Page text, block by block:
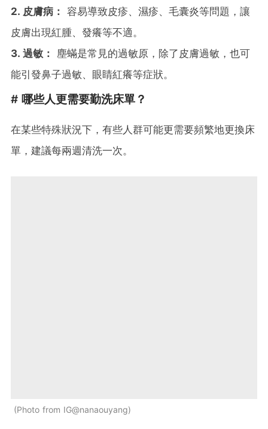
2. 皮膚病： 容易導致皮疹、濕疹、毛囊炎等問題，讓
皮膚出現紅腫、發癢等不適。
3. 過敏：
塵蟎是常見的過敏原，除了皮膚過敏，也可
能引發鼻子過敏、眼睛紅癢等症狀。
# 哪些人更需要勤洗床單？
在某些特殊狀況下，有些人群可能更需要頻繁地更換床
單，建議每兩週清洗一次。
Photo from IG@nanaouyang